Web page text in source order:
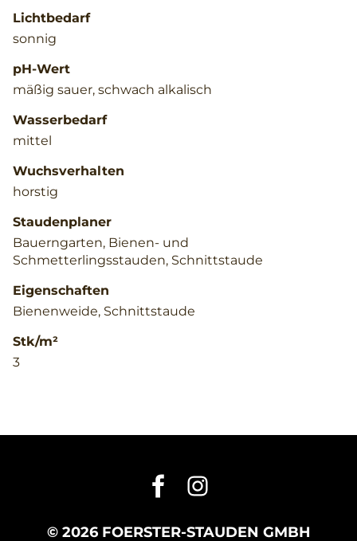
Lichtbedarf
sonnig
pH-Wert
mäßig sauer, schwach alkalisch
Wasserbedarf
mittel
Wuchsverhalten
horstig
Staudenplaner
Bauerngarten, Bienen- und
Schmetterlingsstauden, Schnittstaude
Eigenschaften
Bienenweide, Schnittstaude
Stk/m²
3
© 2026 FOERSTER-STAUDEN GMBH